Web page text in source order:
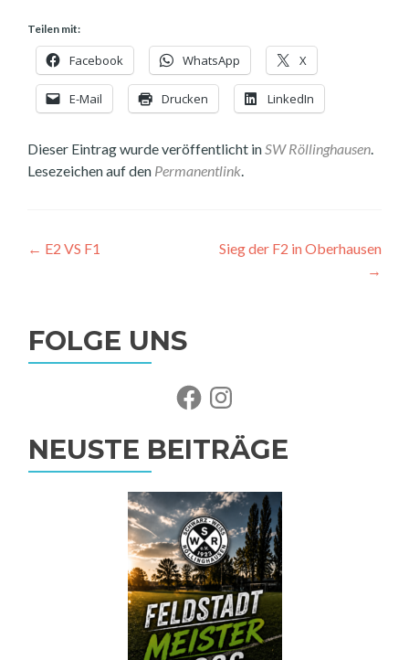
Teilen mit:
Facebook WhatsApp X
E-Mail Drucken LinkedIn
Dieser Eintrag wurde veröffentlicht inSW Röllinghausen.
Lesezeichen auf den Permanentlink.
Beitragsnavigation
← E2 VS F1
Sieg der F2 in Oberhausen
→
FOLGE UNS
FacebookInstagram
NEUSTE BEITRÄGE